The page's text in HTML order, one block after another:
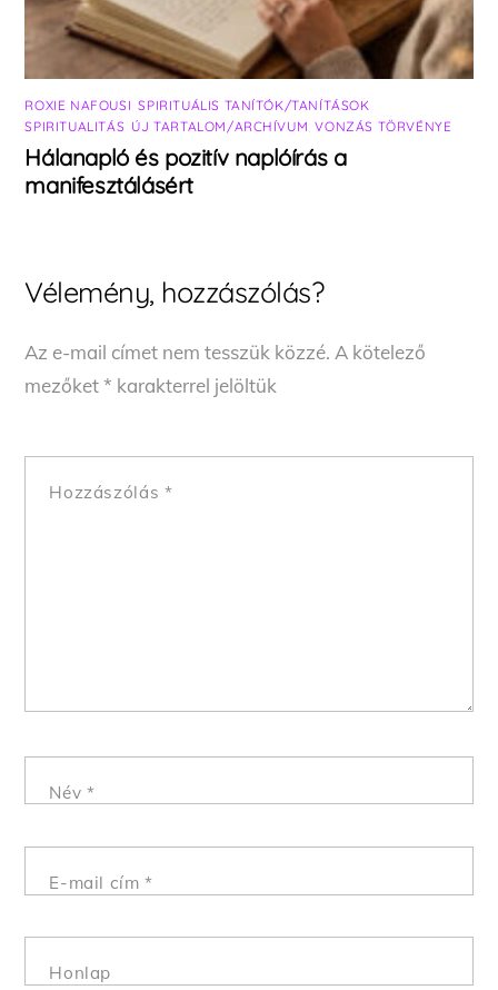
ROXIE NAFOUSI ,SPIRITUÁLIS TANÍTÓK/TANÍTÁSOK
SPIRITUALITÁS ÚJ TARTALOM/ARCHÍVUM ,VONZÁS TÖRVÉNYE
Hálanapló és pozitív naplóírás a
manifesztálásért
Vélemény, hozzászólás?
Az e-mail címet nem tesszük közzé. A kötelező
mezőket* karakterrel jelöltük
Hozzászólás *
Név *
E-mail cím*
Honlap